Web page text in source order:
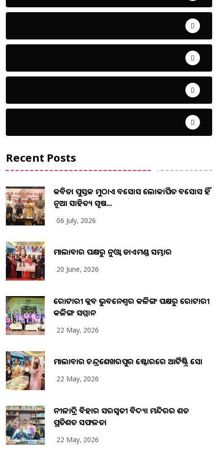
Recent Posts
କବିତା ପୁସ୍ତକ ମୁଠାଏ ଅବସୋସ ଲୋକାର୍ପିତ ଅବସୋସ ହିଁ
ନୂଆ ସାହିତ୍ୟ ସୃଷ...
06 July, 2026
ମାଲାବାର ପକ୍ଷରୁ ନୁଓ୍ବା ଡାଏମଣ୍ଡ ସମ୍ଭାର
20 June, 2026
ରୋଟାରୀ କ୍ଲବ ଭୁବନେଶ୍ୱର କଳିଙ୍ଗ ପକ୍ଷରୁ ରୋଟାରୀ
କଳିଙ୍ଗ ସମ୍ମାନ
22 May, 2026
ମାଲାବାର ଚନ୍ଦ୍ରଶେଖରପୁର ଷ୍ଟୋରରେ ଆର୍ଟିଷ୍ଟ୍ରି ସୋ
22 May, 2026
ନୀଳାଦ୍ରି ବିହାର ସରସ୍ୱତୀ ବିଦ୍ୟା ମନ୍ଦିରର ଶତ
ପ୍ରତିଶତ ସଫଳତା
22 May, 2026